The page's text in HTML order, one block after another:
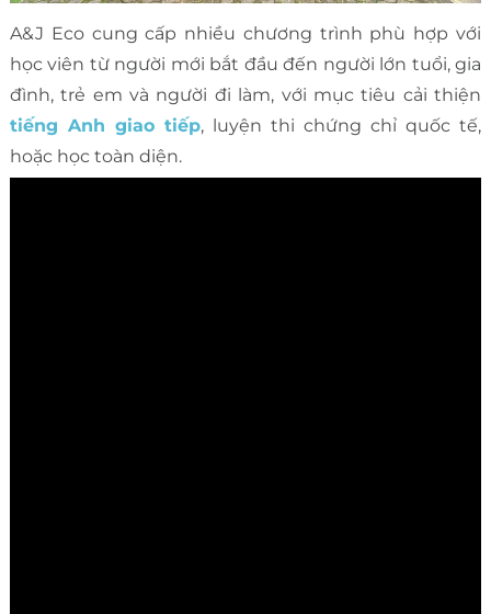
A&J Eco cung cấp nhiều chương trình phù hợp với
học viên từ người mới bắt đầu đến người lớn tuổi, gia
đình, trẻ em và người đi làm, với mục tiêu cải thiện
tiếng Anh giao tiếp, luyện thi chứng chỉ quốc tế,
hoặc học toàn diện.